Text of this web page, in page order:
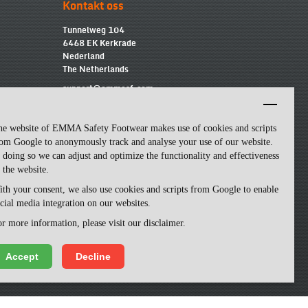
website of EMMA Safety Footwear makes use of cookies and scripts
Google to anonymously track and analyse your use of our website.
so we can adjust and optimize the functionality and effectiveness
website.
your consent, we also use cookies and scripts from Google to enable
media integration on our websites.
more information, please visit our disclaimer.
Accept Decline
Kontakt oss
Tunnelweg 104
6468 EK Kerkrade
Nederland
The Netherlands
support@emmasf.com